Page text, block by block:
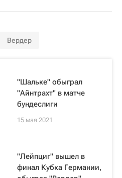
Вердер
"Шальке" обыграл
"Айнтрахт" в матче
бундеслиги
15 мая 2021
"Лейпциг" вышел в
финал Кубка Германии,